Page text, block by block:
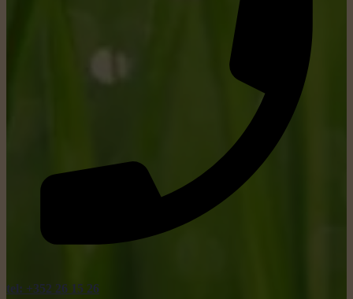
tel: +352 26 15 26